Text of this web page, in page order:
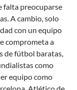
falta preocuparse
A cambio, solo
con un equipo
comprometa a
de fútbol baratas,
como
equipo como